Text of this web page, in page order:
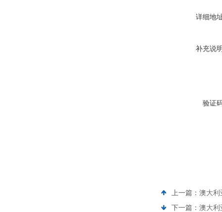
详细地
补充说
验证
上一篇： 澳大利
下一篇： 澳大利